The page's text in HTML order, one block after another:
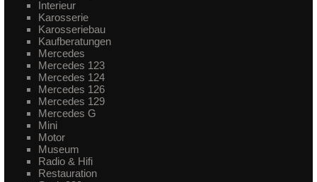
Interieur
Karosserie
Karosseriebau
Kaufberatungen
Mercedes
Mercedes 123
Mercedes 124
Mercedes 126
Mercedes 129
Mercedes G
Mini
Motor
Museum
Radio & Hifi
Restauration